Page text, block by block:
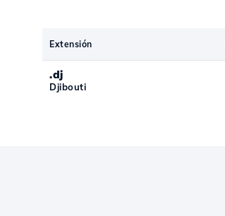
Extensión
.dj
Djibouti